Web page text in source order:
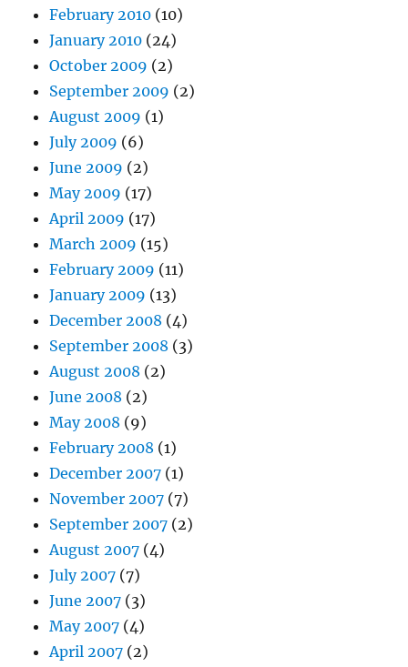
February 2010 (10)
January 2010 (24)
October 2009 (2)
September 2009 (2)
August 2009 (1)
July 2009 (6)
June 2009 (2)
May 2009 (17)
April 2009 (17)
March 2009 (15)
February 2009 (11)
January 2009 (13)
December 2008 (4)
September 2008 (3)
August 2008 (2)
June 2008 (2)
May 2008 (9)
February 2008 (1)
December 2007 (1)
November 2007 (7)
September 2007 (2)
August 2007 (4)
July 2007 (7)
June 2007 (3)
May 2007 (4)
April 2007 (2)